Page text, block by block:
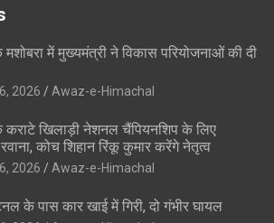
में मुख्यमंत्री ने विकास परियोजनाओं की दी
2026 Awaz-e-Himachal
कराटे खिलाड़ी नेशनल चैंपियनशिप के लिए
रवाना, कोच शिहान रिंकू कुमार करेंगे नेतृत्व
2026 Awaz-e-Himachal
के पास कार खाई में गिरी, दो गंभीर घायल